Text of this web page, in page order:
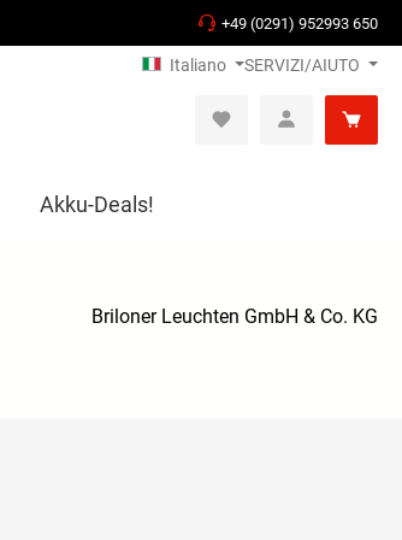
+49 (0291) 952993 650
Italiano SERVIZI/AIUTO
Akku-Deals!
Briloner Leuchten GmbH & Co. KG